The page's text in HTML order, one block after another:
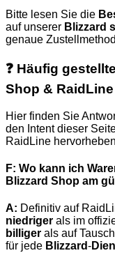
Bitte lesen Sie die
auf unserer Blizzard
genaue
❓ Häufig
Shop & RaidLine
Hier finden Sie
den Intent dieser
RaidLine
F: Wo kann ich
Blizzard Shop am
A: Definitiv auf
niedriger als im
billiger als auf
für jede Blizzard-